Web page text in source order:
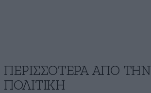
ΠΕΡΙΣΣΟΤΕΡΑ ΑΠΟ ΤΗΝ
ΠΟΛΙΤΙΚΗ